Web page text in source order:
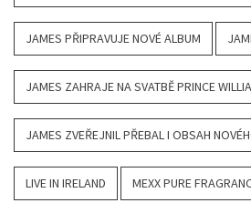
JAMES PŘIPRAVUJE NOVÉ ALBUM
JAMES ZAHRAJE NA SVATBĚ PRINCE
JAMES ZVEŘEJNIL PŘEBAL I OBSAH
LIVE IN IRELAND MEXX PURE